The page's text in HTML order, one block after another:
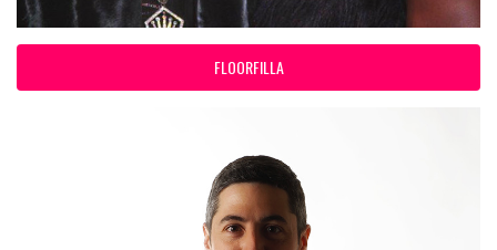
FLOORFILLA